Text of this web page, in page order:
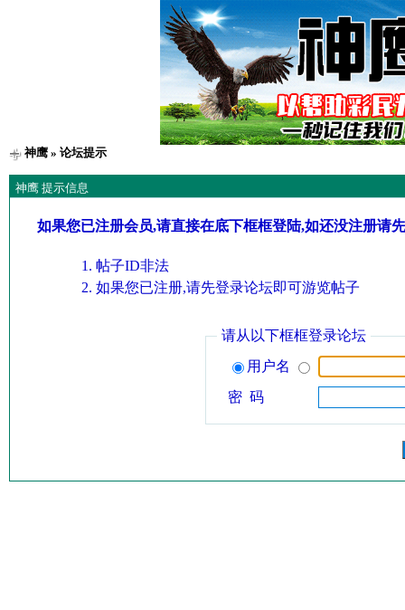
神鹰» 论坛提示
神鹰 提示信息
如果您已注册会员,请直接在底下框框登陆,如还没注册请
帖子ID非法
如果您已注册,请先登录论坛即可游览帖子
请从以下框框登录论坛
用户名
密 码